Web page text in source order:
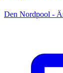
Den Nordpool -